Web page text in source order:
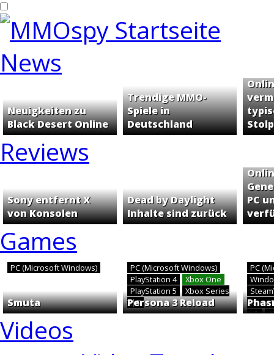
News
Neuigkeiten zu
Black Desert Online
Trendige MMO-
Spiele in
Deutschland
Reviews
Sony entfernt X
von Konsolen
Dead by Daylight
Inhalte sind zurück
PC
Games
PC (Microsoft Windows)
Smuta
PC (Microsoft Windows)
PlayStation 4
Xbox One
PlayStation 5
Xbox Series
X|S
Persona 3 Reload
PC
Xbox
Rift
Videos